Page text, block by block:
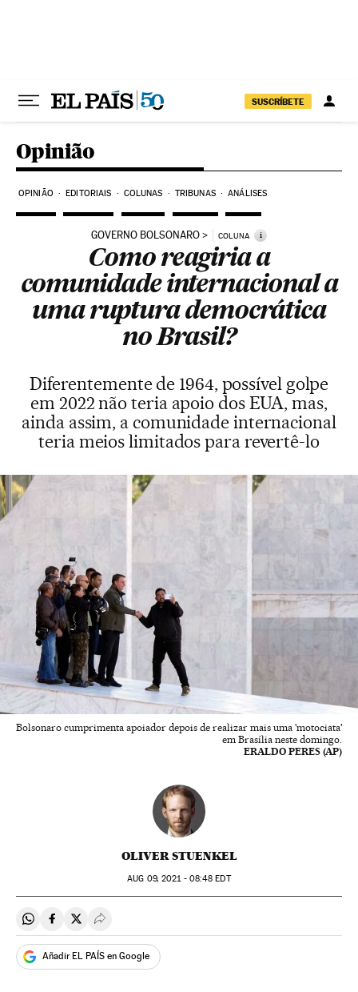
SUSCRÍBETE
Opinião
OPINIÃO EDITORIAIS COLUNAS TRIBUNAS ANÁLISES
GOVERNO BOLSONARO COLUNA i
Como reagiria a
comunidade internacional a
uma ruptura democrática
no Brasil?
Diferentemente de 1964, possível golpe
em 2022 não teria apoio dos EUA, mas,
ainda assim, a comunidade internacional
teria meios limitados para revertê-lo
Bolsonaro cumprimenta apoiador depois de realizar mais uma 'motociata'
em Brasília neste domingo.
ERALDO PERES (AP)
OLIVER STUENKEL
AUG 09, 2021 - 08:48 EDT
Compartir en Whatsapp
Compartir en Facebook
Compartir en Twitter
Desplegar Redes Sociales
Añadir EL PAÍS en Google